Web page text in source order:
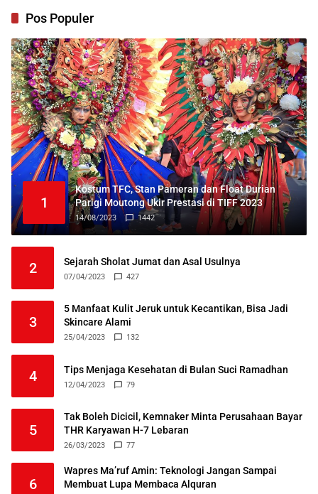
Pos Populer
1
Kostum TFC, Stan Pameran dan Float Durian
Parigi Moutong Ukir Prestasi di TIFF 2023
14/08/2023 1442
2 Sejarah Sholat Jumat dan Asal Usulnya
07/04/2023 427
3
5 Manfaat Kulit Jeruk untuk Kecantikan, Bisa Jadi
Skincare Alami
25/04/2023 132
4 Tips Menjaga Kesehatan di Bulan Suci Ramadhan
12/04/2023 79
5
Tak Boleh Dicicil, Kemnaker Minta Perusahaan Bayar
THR Karyawan H-7 Lebaran
26/03/2023 77
6
Wapres Ma’ruf Amin: Teknologi Jangan Sampai
Membuat Lupa Membaca Alquran